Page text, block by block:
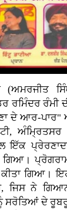
ਰਮਿੰਦਰ
ਦੇ ਆਰ-ਪਾਰ"
ਇੱਕ
ਗਿਆ।
ਜਿਸ ਨੇ
ਸਰੋਤਿਆਂ ਦੇ ਰੂਬਰੂ